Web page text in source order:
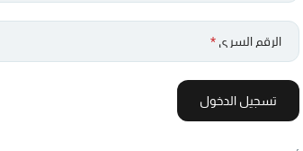
الرقم السري *
تسجيل الدخول